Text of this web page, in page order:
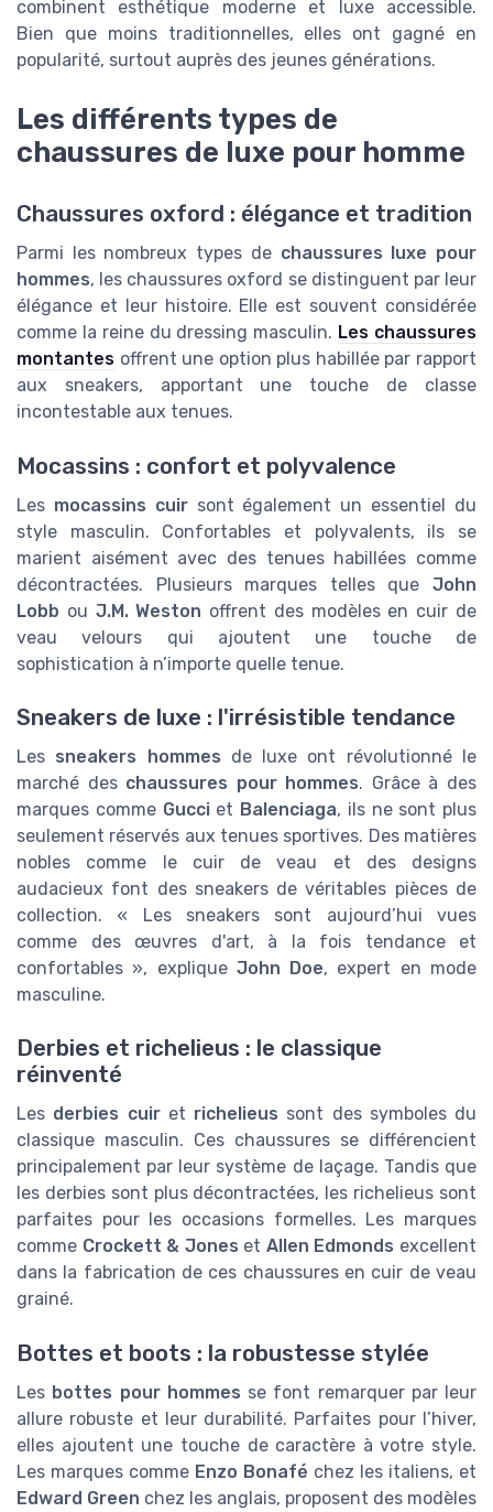
combinent esthétique moderne et luxe accessible.
Bien que moins traditionnelles, elles ont gagné en
popularité, surtout auprès des jeunes générations.
Les différents types de
chaussures de luxe pour homme
Chaussures oxford : élégance et tradition
Parmi les nombreux types de chaussures luxe pour
hommes, les chaussures oxford se distinguent par leur
élégance et leur histoire. Elle est souvent considérée
comme la reine du dressing masculin. Les chaussures
montantes offrent une option plus habillée par rapport
aux sneakers, apportant une touche de classe
incontestable aux tenues.
Mocassins : confort et polyvalence
Les mocassins cuirsont également un essentiel du
style masculin. Confortables et polyvalents, ils se
marient aisément avec des tenues habillées comme
décontractées. Plusieurs marques telles que John
Lobb ou J.M. Weston offrent des modèles en cuir de
veau velours qui ajoutent une touche de
sophistication à n’importe quelle tenue.
Sneakers de luxe : l'irrésistible tendance
Les sneakers hommes de luxe ont révolutionné le
marché des chaussures pour hommes. Grâce à des
marques comme Gucciet Balenciaga, ils ne sont plus
seulement réservés aux tenues sportives. Des matières
nobles comme le cuir de veau et des designs
audacieux font des sneakers de véritables pièces de
collection. « Les sneakers sont aujourd’hui vues
comme des œuvres d'art, à la fois tendance et
confortables », explique John Doe, expert en mode
masculine.
Derbies et richelieus : le classique
réinventé
Les derbies cuiret richelieus sont des symboles du
classique masculin. Ces chaussures se différencient
principalement par leur système de laçage. Tandis que
les derbies sont plus décontractées, les richelieus sont
parfaites pour les occasions formelles. Les marques
comme Crockett & Jones et Allen Edmonds excellent
dans la fabrication de ces chaussures en cuir de veau
grainé.
Bottes et boots : la robustesse stylée
Les bottes pour hommes se font remarquer par leur
allure robuste et leur durabilité. Parfaites pour l’hiver,
elles ajoutent une touche de caractère à votre style.
Les marques comme Enzo Bonafé chez les italiens, et
Edward Green chez les anglais, proposent des modèles